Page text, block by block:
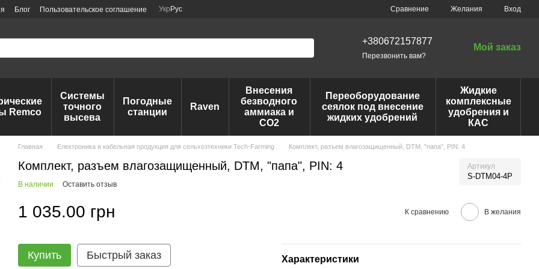
Блог Пользовательское соглашение Укр Рус Сравнение Желания Вход
+380672157877
Перезвонить вам?
Мой заказ
Remco
Системы
точного
высева
Погодные
станции
Raven
Внесения
безводного
аммиака и
CO2
Переоборудование
сеялок под внесение
жидких удобрений
Жидкие
комплексные
удобрения и
КАС
Главная Електроника и кабельная продукция для сельхозтехники Tech-Farming Комплект, разъем влагозащищенный, DTM, "папа", PIN: 4
Комплект, разъем влагозащищенный, DTM, "папа", PIN: 4 Артикул
S-DTM04-4P
В наличии Оставить отзыв
1 035.00 грн К сравнению В желания
Купить Быстрый заказ Характеристики